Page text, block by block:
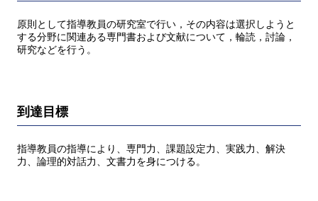
原則として指導教員の研究室で行い，その内容は選択しようと
する分野に関連ある専門書および文献について，輪読，討論，
研究などを行う。
到達目標
指導教員の指導により、専門力、課題設定力、実践力、解決
力、論理的対話力、文書力を身につける。